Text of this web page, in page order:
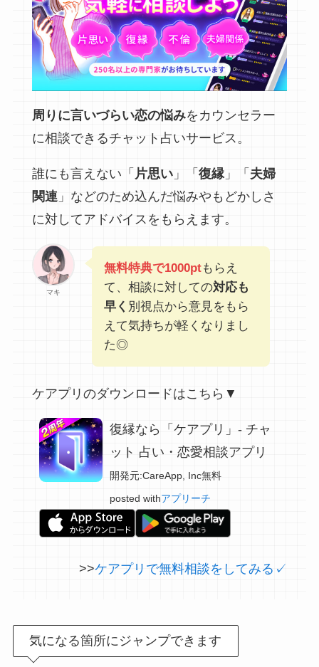
周りに言いづらい恋の悩みをカウンセラー
に相談できるチャット占いサービス。
誰にも言えない「 片思い」「 復縁」「 夫婦
関連」などのため込んだ悩みやもどかしさ
に対してアドバイスをもらえます。
マキ
無料特典で1000ptもらえ
て、相談に対しての対応も
早く 別視点から意見をもら
えて気持ちが軽くなりまし
た◎
ケアプリのダウンロードはこちら▼
復縁なら「ケアプリ」- チャ
ット 占い・恋愛相談アプリ
開発元:CareApp, Inc無料
posted withアプリーチ
>>ケアプリで無料相談をしてみる✓
気になる箇所にジャンプできます